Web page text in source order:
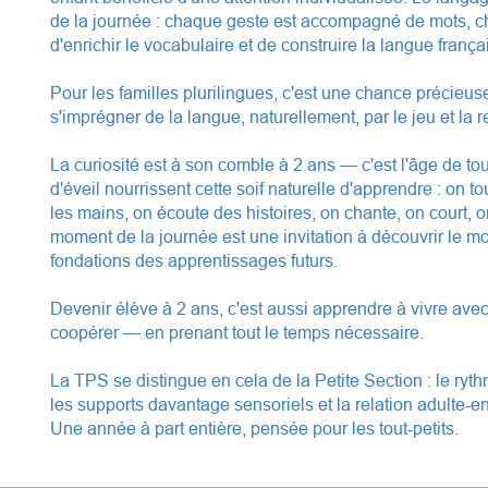
de la journée : chaque geste est accompagné de mots,
d'enrichir le vocabulaire et de construire la langue
Pour les familles plurilingues, c'est une chance
s'imprégner de la langue, naturellement, par le jeu et la
La curiosité est à son comble à 2 ans — c'est l'âge de
d'éveil nourrissent cette soif naturelle d'apprendre : on
les mains, on écoute des histoires, on chante, on court,
moment de la journée est une invitation à découvrir le
fondations des apprentissages futurs.
Devenir élève à 2 ans, c'est aussi apprendre à vivre
coopérer — en prenant tout le temps nécessaire.
La TPS se distingue en cela de la Petite Section : le
les supports davantage sensoriels et la relation adulte-
Une année à part entière, pensée pour les tout-petits.